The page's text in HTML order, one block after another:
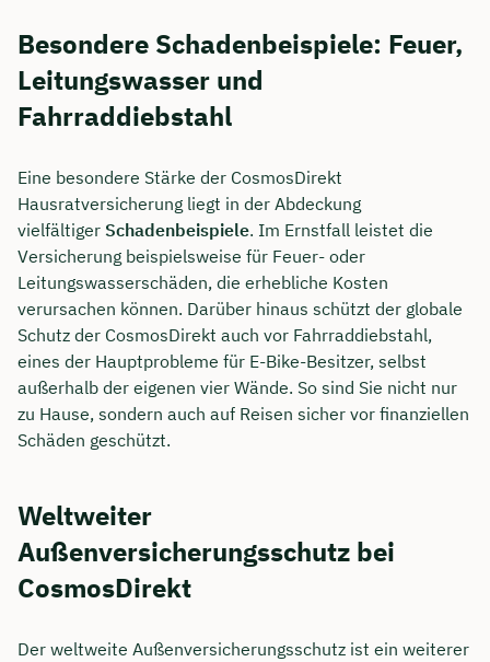
Besondere Schadenbeispiele: Feuer,
Leitungswasser und
Fahrraddiebstahl
Eine besondere Stärke der CosmosDirekt
Hausratversicherung liegt in der Abdeckung
vielfältiger Schadenbeispiele. Im Ernstfall leistet die
Versicherung beispielsweise für Feuer- oder
Leitungswasserschäden, die erhebliche Kosten
verursachen können. Darüber hinaus schützt der globale
Schutz der CosmosDirekt auch vor Fahrraddiebstahl,
eines der Hauptprobleme für E-Bike-Besitzer, selbst
außerhalb der eigenen vier Wände. So sind Sie nicht nur
zu Hause, sondern auch auf Reisen sicher vor finanziellen
Schäden geschützt.
Weltweiter
Außenversicherungsschutz bei
CosmosDirekt
Der weltweite Außenversicherungsschutz ist ein weiterer